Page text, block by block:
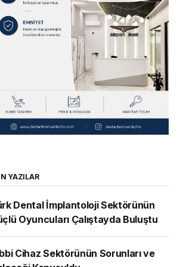
YAZILAR
Dental İmplantoloji Sektörünün
Oyuncuları Çalıştayda Buluştu
Cihaz Sektörünün Sorunları ve